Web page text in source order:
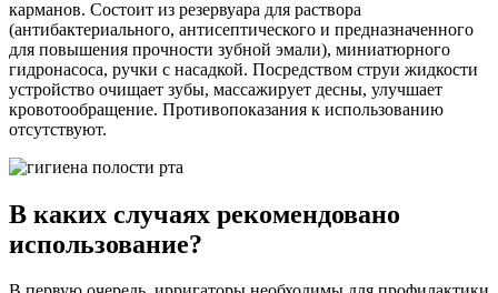
карманов. Состоит из резервуара для раствора
(антибактериального, антисептического и предназначенного
для повышения прочности зубной эмали), миниатюрного
гидронасоса, ручки с насадкой. Посредством струи жидкости
устройство очищает зубы, массажирует десны, улучшает
кровотообращение. Противопоказания к использованию
отсутствуют.
В каких случаях рекомендовано
использование?